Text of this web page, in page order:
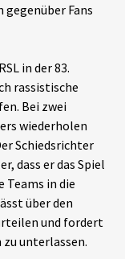
Fans
in der 83.
rassistische
Bei zwei
wiederholen
Schiedsrichter
dass er das Spiel
Teams in die
über den
und fordert
zu unterlassen.